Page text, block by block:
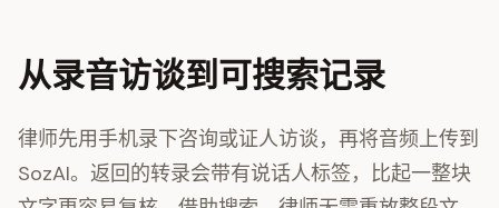
从录音访谈到可搜索记录
律师先用手机录下咨询或证人访谈，再将音频上传到
SozAI。返回的转录会带有说话人标签，比起一整块